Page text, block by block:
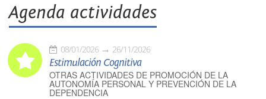
Agenda actividades
08/01/2026 26/11/2026
Estimulación Cognitiva
OTRAS ACTIVIDADES DE PROMOCIÓN DE LA
AUTONOMÍA PERSONAL Y PREVENCIÓN DE LA
DEPENDENCIA